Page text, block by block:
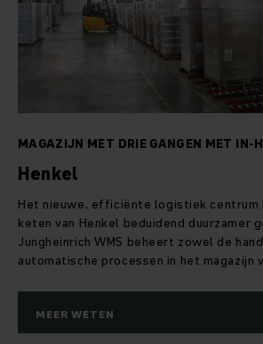
MAGAZIJN MET DRIE GANGEN MET IN-
Henkel
Het nieuwe, efficiënte logistiek
keten van Henkel beduidend duurzamer
Jungheinrich WMS beheert zowel de
automatische processen in het magazijn
MEER WETEN